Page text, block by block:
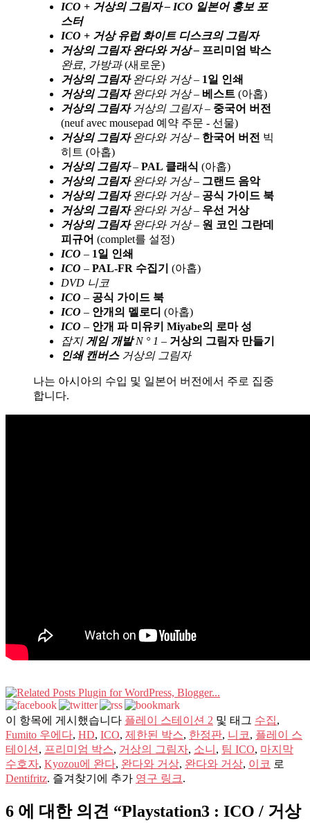
ICO + 거상의 그림자 – ICO 일본어 홍보 포
스터
ICO + 거상 유럽 화이트 디스크의 그림자
거상의 그림자 완다와 거상– 프리미엄 박스
완료, 가방과(새로운)
거상의 그림자 완다와 거상 – 1일 인쇄
거상의 그림자완다와 거상 – 베스트 (아홉)
거상의 그림자거상의 그림자 – 중국어 버전
(neuf avec mousepad 예약 주문 - 선물)
거상의 그림자완다와 거상 – 한국어 버전 빅
히트 (아홉)
거상의 그림자– PAL 클래식 (아홉)
거상의 그림자완다와 거상 – 그랜드 음악
거상의 그림자완다와 거상 – 공식 가이드 북
거상의 그림자완다와 거상 – 우선 거상
거상의 그림자완다와 거상 – 원 코인 그란데
피규어 (complet를 설정)
ICO – 1일 인쇄
ICO – PAL-FR 수집기 (아홉)
DVD 니코
ICO – 공식 가이드 북
ICO – 안개의 멜로디 (아홉)
ICO – 안개 파 미유키 Miyabe의 로마 성
잡지게임 개발N ° 1 – 거상의 그림자 만들기
인쇄 캔버스거상의 그림자
나는 아시아의 수입 및 일본어 버전에서 주로 집중
합니다.
이 항목에 게시했습니다 플레이 스테이션 2 및 태그 수집,
Fumito 우에다, HD, ICO, 제한된 박스, 한정판, 니코, 플레이 스
테이션 , 프리미엄 박스, 거상의 그림자, 소니 , 팀 ICO, 마지막
수호자, Kyozou에 완다, 완다와 거상, 완다와 거상, 이코 로
Dentifritz. 즐겨찾기에 추가 영구 링크.
6 에 대한 의견 “Playstation3 : ICO / 거상